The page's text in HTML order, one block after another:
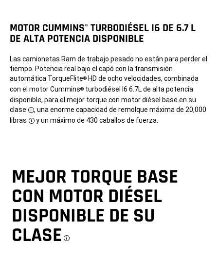
MOTOR CUMMINS® TURBODIÉSEL I6 DE 6.7 L
DE ALTA POTENCIA DISPONIBLE
Las camionetas Ram de trabajo pesado no están para perder el
tiempo. Potencia real bajo el capó con la transmisión
automática TorqueFlite® HD de ocho velocidades, combinada
con el motor Cummins® turbodiésel I6 6.7L de alta potencia
disponible, para el mejor torque con motor diésel base en su
clase
Disclosure
, una enorme capacidad de remolque máxima de 20,000
libras
Disclosure
y un máximo de 430 caballos de fuerza.
MEJOR TORQUE BASE
CON MOTOR DIÉSEL
DISPONIBLE DE SU
CLASEDisclosure